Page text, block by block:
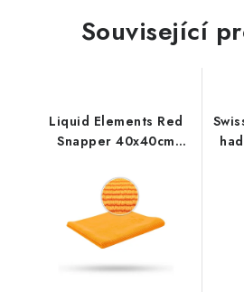
Související
Liquid Elements Red
Snapper 40x40cm